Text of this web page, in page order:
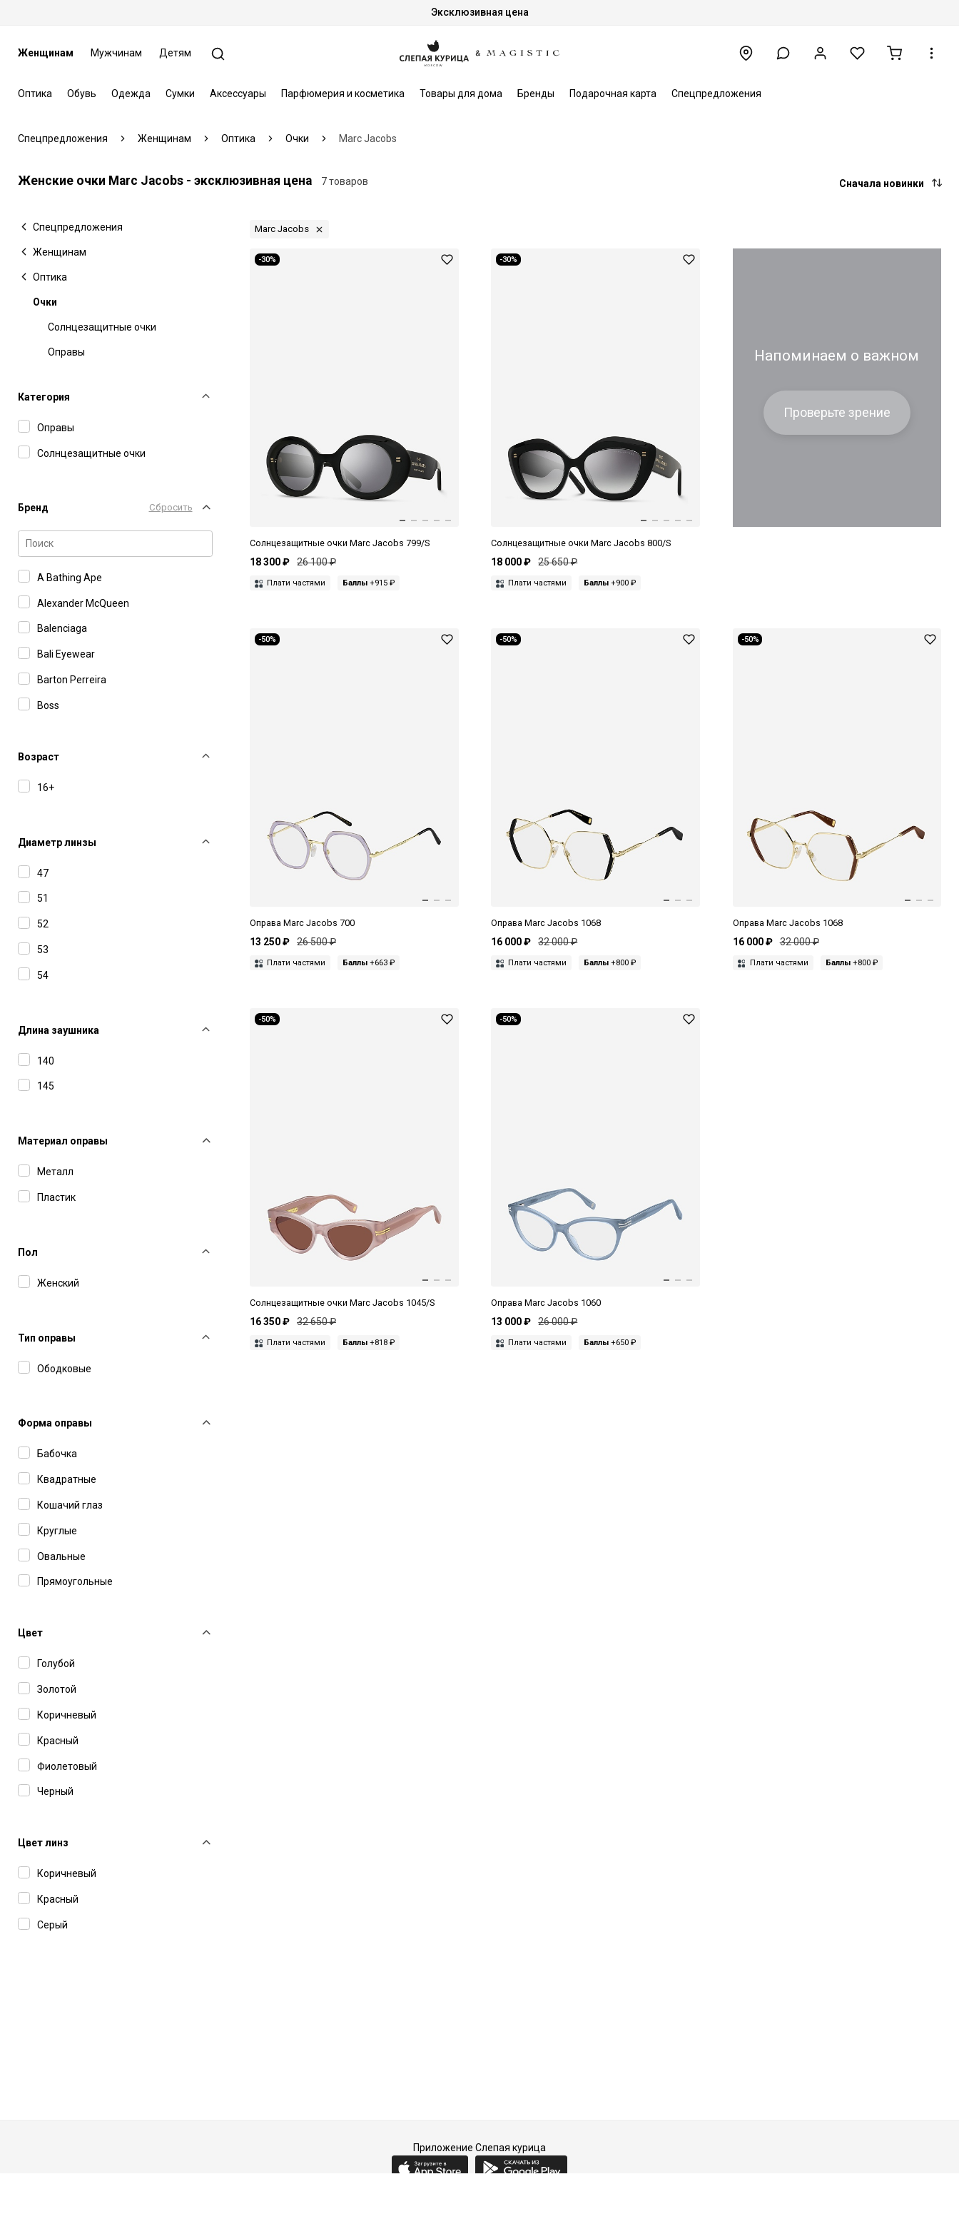
Эксклюзивная цена
Женщинам Мужчинам Детям
Оптика Обувь Одежда Сумки Аксессуары Парфюмерия и косметика Товары для дома Бренды Подарочная карта Спецпредложения
Спецпредложения Женщинам Оптика Очки Marc Jacobs
Женские очки Marc Jacobs - эксклюзивная цена 7 товаров Сначала новинки
Спецпредложения
Женщинам
Оптика
Очки
Солнцезащитные очки
Оправы
Категория
Оправы
Солнцезащитные очки
Бренд Сбросить
A Bathing Ape
Alexander McQueen
Balenciaga
Bali Eyewear
Barton Perreira
Boss
Carolina Herrera
Carolina Lemke
Elie Saab
Etro
F2
Gucci
Haffmans&Neumeister
Hugo
Leisure Society
Levi’s
Lithe
Loewe
Saint Laurent
Smith
The Attico
Возраст
16+
Диаметр линзы
47
51
52
53
54
Длина заушника
140
145
Материал оправы
Металл
Пластик
Пол
Женский
Тип оправы
Ободковые
Форма оправы
Бабочка
Квадратные
Кошачий глаз
Круглые
Овальные
Прямоугольные
Цвет
Голубой
Золотой
Коричневый
Красный
Фиолетовый
Черный
Цвет линз
Коричневый
Красный
Серый
Marc Jacobs
-30%
Солнцезащитные очки Marc Jacobs 799/S
18 300 ₽ 26 100 ₽
Плати частями Баллы +915 ₽
-30%
Солнцезащитные очки Marc Jacobs 800/S
18 000 ₽ 25 650 ₽
Плати частями Баллы +900 ₽
Напоминаем о важном
Проверьте зрение
-50%
Оправа Marc Jacobs 700
13 250 ₽ 26 500 ₽
Плати частями Баллы +663 ₽
-50%
Оправа Marc Jacobs 1068
16 000 ₽ 32 000 ₽
Плати частями Баллы +800 ₽
-50%
Оправа Marc Jacobs 1068
16 000 ₽ 32 000 ₽
Плати частями Баллы+800 ₽
-50%
Солнцезащитные очки Marc Jacobs 1045/S
16 350 ₽ 32 650 ₽
Плати частями Баллы +818 ₽
-50%
Оправа Marc Jacobs 1060
13 000 ₽ 26 000 ₽
Плати частями Баллы +650 ₽
Приложение Слепая курица